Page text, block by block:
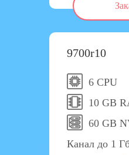
9700r10
6 CPU
10 GB
60 GB
Канал до 1